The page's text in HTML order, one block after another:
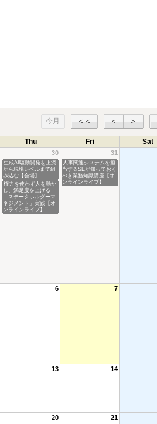
今月 ＜＜ ＜ ＞
Thu Fri Sat
30 31
6 7
13 14
20 21
生成AI駆動開発を上流
から現場レベルまで組
み込む【会場】
人事関連システムを担
当するSEが知っておく
べき業務知識講座【オ
ンラインライブ】
権力を使わず人を動か
し、満足度を上げる
「ステークホルダーマ
ネジメント」実践【オ
ンラインライブ】